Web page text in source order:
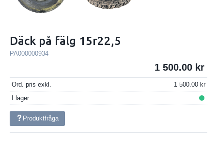
Däck på fälg 15r22,5
PA000000934
1 500.00
Ord. pris exkl.
1 500.00
I lager
Produktfråga